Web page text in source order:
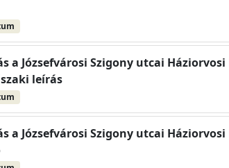
a Józsefvárosi Szigony utcai
leírás
a Józsefvárosi Szigony utcai